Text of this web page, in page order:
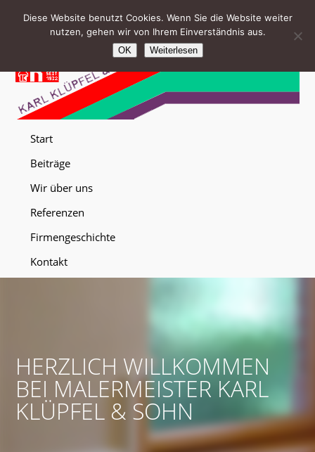
Start
Beiträge
Wir über uns
Referenzen
Firmengeschichte
Kontakt
HERZLICH WILLKOMMEN
BEI MALERMEISTER KARL
KLÜPFEL & SOHN
Diese Website benutzt Cookies. Wenn Sie die Website weiter
nutzen, gehen wir von Ihrem Einverständnis aus.
OK Weiterlesen